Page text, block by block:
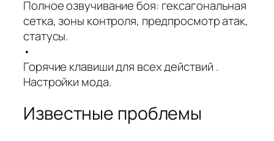
Полное озвучивание боя: гексагональная
сетка, зоны контроля, предпросмотр атак,
статусы.
•
Горячие клавиши для всех действий .
Настройки мода.
Известные проблемы